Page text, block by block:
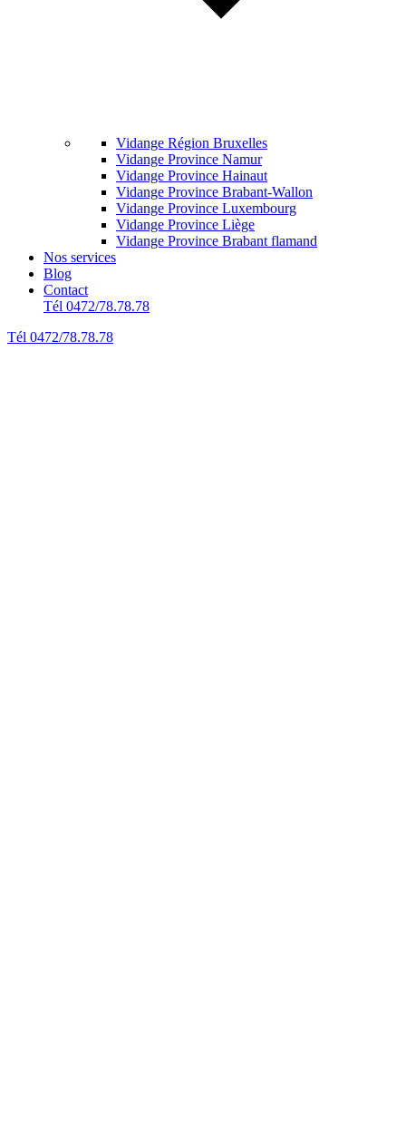
Vidange Région Bruxelles
Vidange Province Namur
Vidange Province Hainaut
Vidange Province Brabant-Wallon
Vidange Province Luxembourg
Vidange Province Liège
Vidange Province Brabant flamand
Nos services
Blog
Contact
Tél 0472/78.78.78
Tél 0472/78.78.78